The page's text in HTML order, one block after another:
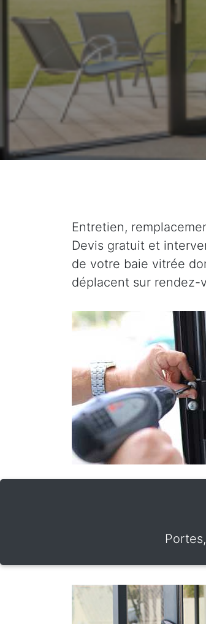
Entretien,
Devis gratuit et
de votre baie vitrée
déplacent sur rendez-